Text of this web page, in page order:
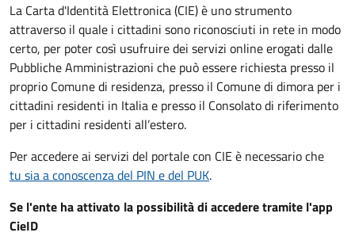
La Carta d'Identità Elettronica (CIE) è uno strumento
attraverso il quale i cittadini sono riconosciuti in rete in modo
certo, per poter così usufruire dei servizi online erogati dalle
Pubbliche Amministrazioni che può essere richiesta presso il
proprio Comune di residenza, presso il Comune di dimora per i
cittadini residenti in Italia e presso il Consolato di riferimento
per i cittadini residenti all’estero.
Per accedere ai servizi del portale con CIE è necessario che
tu sia a conoscenza del PIN e del PUK.
Se l'ente ha attivato la possibilità di accedere tramite l'app
CieID